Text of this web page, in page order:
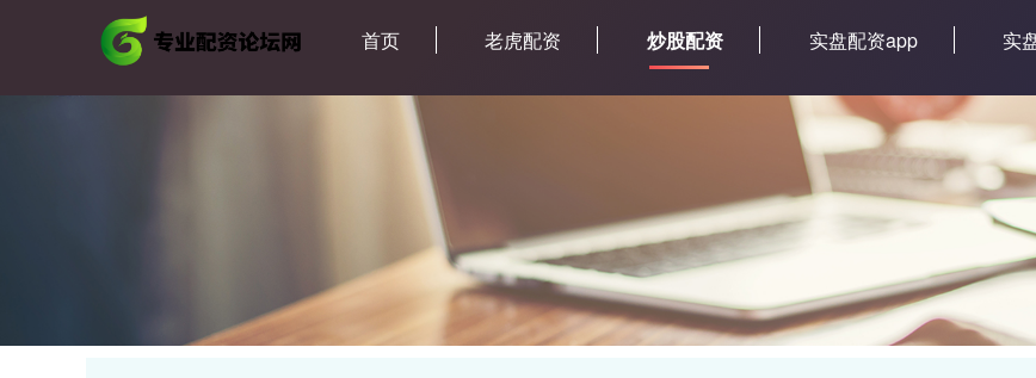
首页 老虎配资 炒股配资 实盘配资app 实